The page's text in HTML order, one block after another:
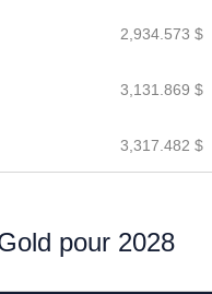
2,934.573 $
3,131.869 $
3,317.482 $
pour 2028